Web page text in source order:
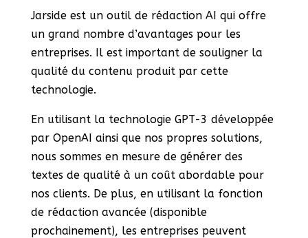
Jarside est un outil de rédaction AI qui offre
un grand nombre d’avantages pour les
entreprises. Il est important de souligner la
qualité du contenu produit par cette
technologie.
En utilisant la technologie GPT-3 développée
par OpenAI ainsi que nos propres solutions,
nous sommes en mesure de générer des
textes de qualité à un coût abordable pour
nos clients. De plus, en utilisant la fonction
de rédaction avancée (disponible
prochainement), les entreprises peuvent